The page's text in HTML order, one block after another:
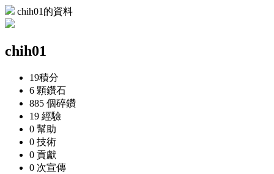
chih01的資料
chih01
19積分
6 顆鑽石
885 個碎鑽
19 經驗
0 幫助
0 技術
0 貢獻
0 次宣傳